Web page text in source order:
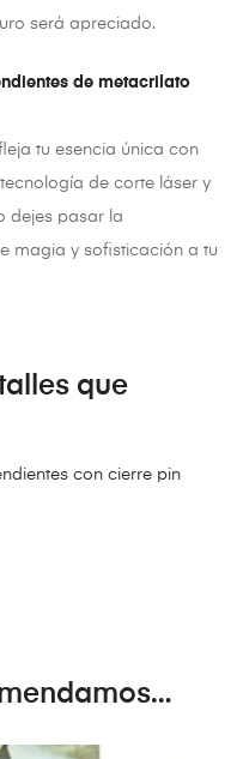
será apreciado.
de metacrilato
tu esencia única con
de corte láser y
dejes pasar la
magia y sofisticación a tu
que
con cierre pin